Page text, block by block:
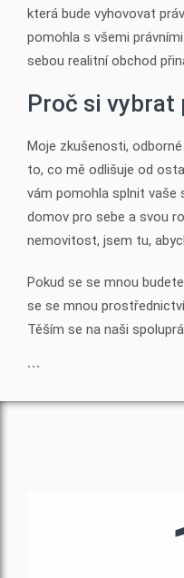
která bude vyhovovat
pomohla s všemi
sebou realitní obchod
Proč si vybrat
Moje zkušenosti,
to, co mě odlišuje od
vám pomohla splnit vaše
domov pro sebe a svou
nemovitost, jsem tu,
Pokud se se mnou
se se mnou
Těším se na naši
```